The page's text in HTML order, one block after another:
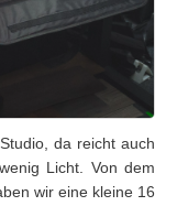
da reicht auch
Licht. Von dem
wir eine kleine 16